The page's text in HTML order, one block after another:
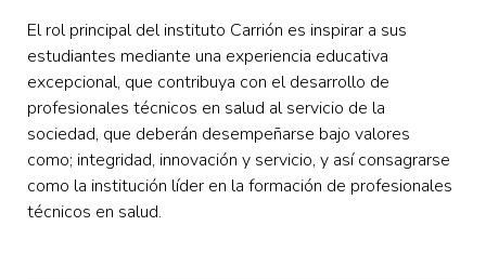
El rol principal del instituto Carrión es inspirar a sus
estudiantes mediante una experiencia educativa
excepcional, que contribuya con el desarrollo de
profesionales técnicos en salud al servicio de la
sociedad, que deberán desempeñarse bajo valores
como; integridad, innovación y servicio, y así consagrarse
como la institución líder en la formación de profesionales
técnicos en salud.